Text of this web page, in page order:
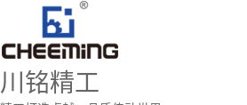
川铭精工